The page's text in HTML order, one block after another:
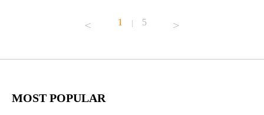
1 | 5
MOST POPULAR